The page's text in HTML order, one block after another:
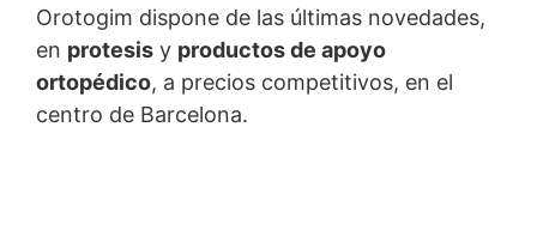
Orotogim dispone de las últimas novedades,
en protesis y productos de apoyo
ortopédico, a precios competitivos, en el
centro de Barcelona.